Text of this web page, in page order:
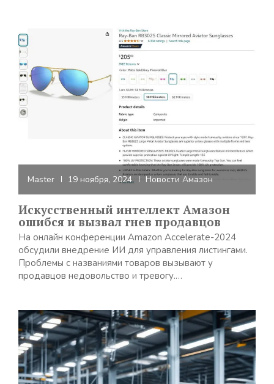
Master 19 ноября, 2024 Новости Амазон
Искусственный интеллект Амазон
ошибся и вызвал гнев продавцов
На онлайн конференции Amazon Accelerate-2024
обсудили внедрение ИИ для управления листингами.
Проблемы с названиями товаров вызывают у
продавцов недовольство и тревогу.…